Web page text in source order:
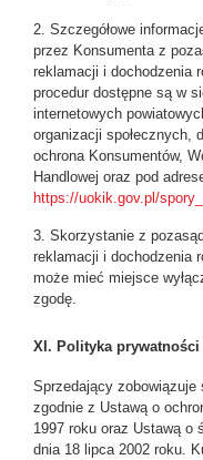
2. Szczegółowe
przez Konsumenta z
reklamacji i dochodzenia
procedur dostępne są w
internetowych
organizacji społecznych,
ochrona Konsumentów,
Handlowej oraz pod
https://uokik.gov.pl/
3. Skorzystanie z
reklamacji i dochodzenia
może mieć miejsce
zgodę.
XI. Polityka prywatności
Sprzedający
zgodnie z Ustawą o
1997 roku oraz Ustawą o
dnia 18 lipca 2002 roku.